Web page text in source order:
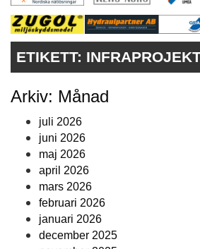
VÅRA ANDRA MAGASIN
PRENUMERERA
ANNONSERA
ETIKETT:
Arkiv: Månad
juli 2026
juni 2026
maj 2026
april 2026
mars 2026
februari 2026
januari 2026
december 2025